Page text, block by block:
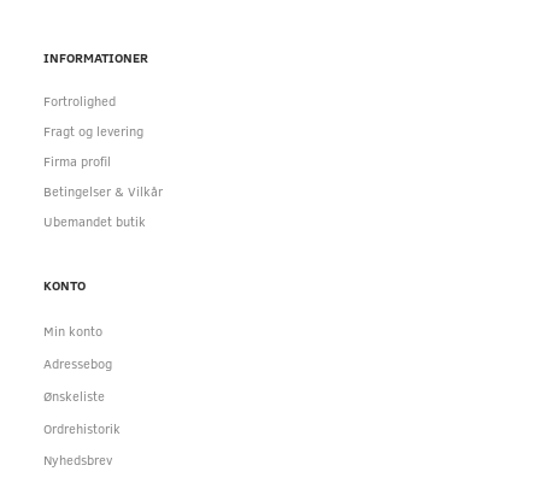
INFORMATIONER
Fortrolighed
Fragt og levering
Firma profil
Betingelser & Vilkår
Ubemandet butik
KONTO
Min konto
Adressebog
Ønskeliste
Ordrehistorik
Nyhedsbrev